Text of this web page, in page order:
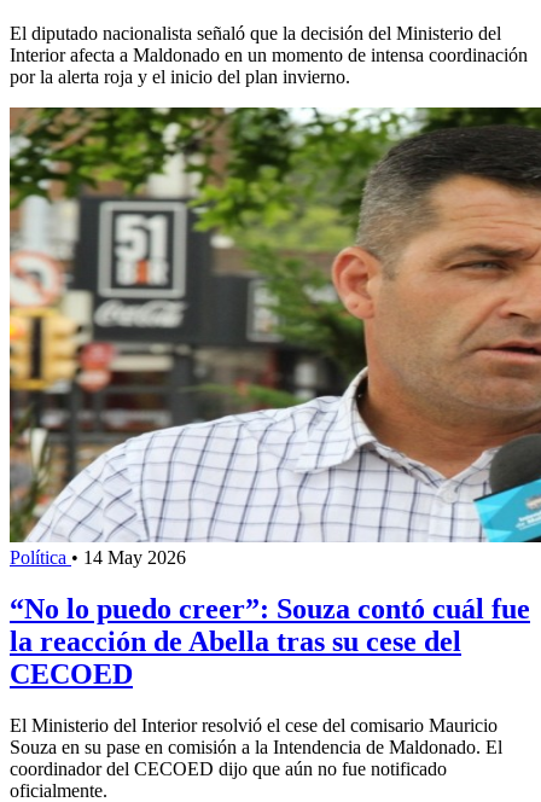
El diputado nacionalista señaló que la decisión del Ministerio del
Interior afecta a Maldonado en un momento de intensa coordinación
por la alerta roja y el inicio del plan invierno.
Política • 14 May 2026
“No lo puedo creer”: Souza contó cuál fue
la reacción de Abella tras su cese del
CECOED
El Ministerio del Interior resolvió el cese del comisario Mauricio
Souza en su pase en comisión a la Intendencia de Maldonado. El
coordinador del CECOED dijo que aún no fue notificado
oficialmente.